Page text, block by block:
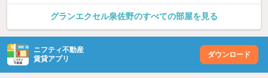
グランエクセル泉佐野のすべての部屋を見る
ニフティ不動産
賃貸アプリ
ダウンロード